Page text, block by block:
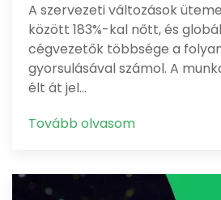
A szervezeti változások
között 183%-kal nőtt, és
cégvezetők többsége a
gyorsulásával számol. A
élt át jel…
Tovább olvasom